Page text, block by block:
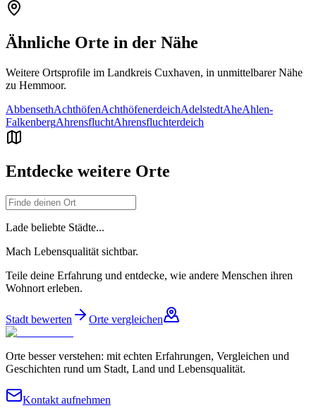
Ähnliche Orte in der Nähe
Weitere Ortsprofile im Landkreis Cuxhaven, in unmittelbarer Nähe
zu Hemmoor.
AbbensethAchthöfenAchthöfenerdeichAdelstedtAheAhlen-
FalkenbergAhrensfluchtAhrensfluchterdeich
Entdecke weitere Orte
Lade beliebte Städte...
Mach Lebensqualität sichtbar.
Teile deine Erfahrung und entdecke, wie andere Menschen ihren
Wohnort erleben.
Stadt bewerten Orte vergleichen
Orte besser verstehen: mit echten Erfahrungen, Vergleichen und
Geschichten rund um Stadt, Land und Lebensqualität.
Kontakt aufnehmen